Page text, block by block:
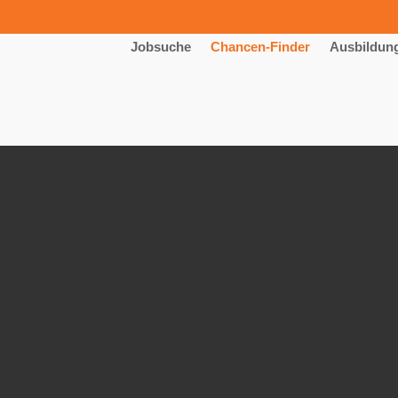
Jobsuche Chancen-Finder
Wirtschaftsingenieurwesen
& Co. KG